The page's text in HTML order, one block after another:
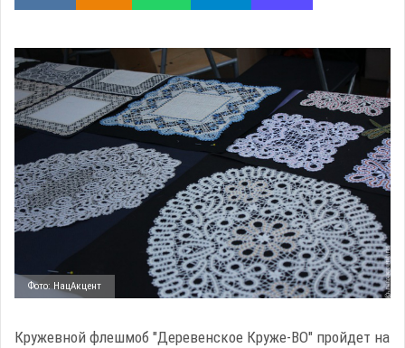
Фото: НацАкцент
Кружевной флешмоб "Деревенское Круже-ВО" пройдет на